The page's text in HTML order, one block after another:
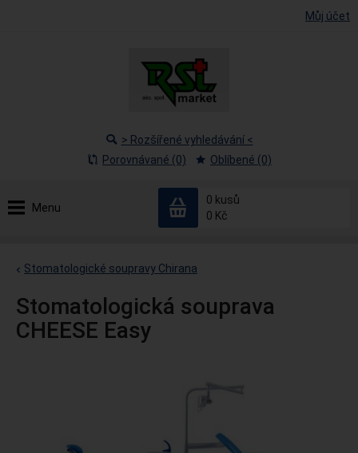
Můj účet
Menu
0 kusů
0 Kč
> Rozšířené vyhledávání <
Porovnávané (0)
Oblíbené (0)
Stomatologické soupravy Chirana
Stomatologická souprava
CHEESE Easy